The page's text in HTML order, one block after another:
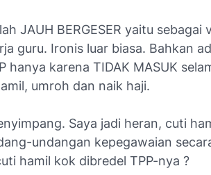
JAUH BERGESER yaitu sebagai
guru. Ironis luar biasa. Bahkan
hanya karena TIDAK MASUK
umroh dan naik haji.
Saya jadi heran, cuti
undangan kepegawaian
hamil kok dibredel TPP-nya ?